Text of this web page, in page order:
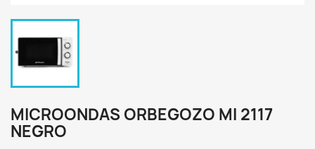
MICROONDAS ORBEGOZO MI 2117
NEGRO